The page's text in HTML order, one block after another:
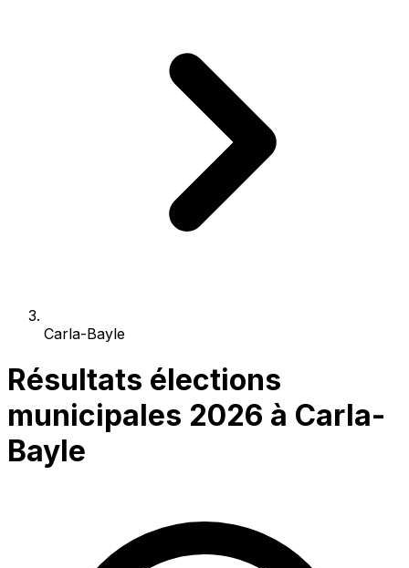
Carla-Bayle
Résultats élections
municipales 2026 à Carla-
Bayle